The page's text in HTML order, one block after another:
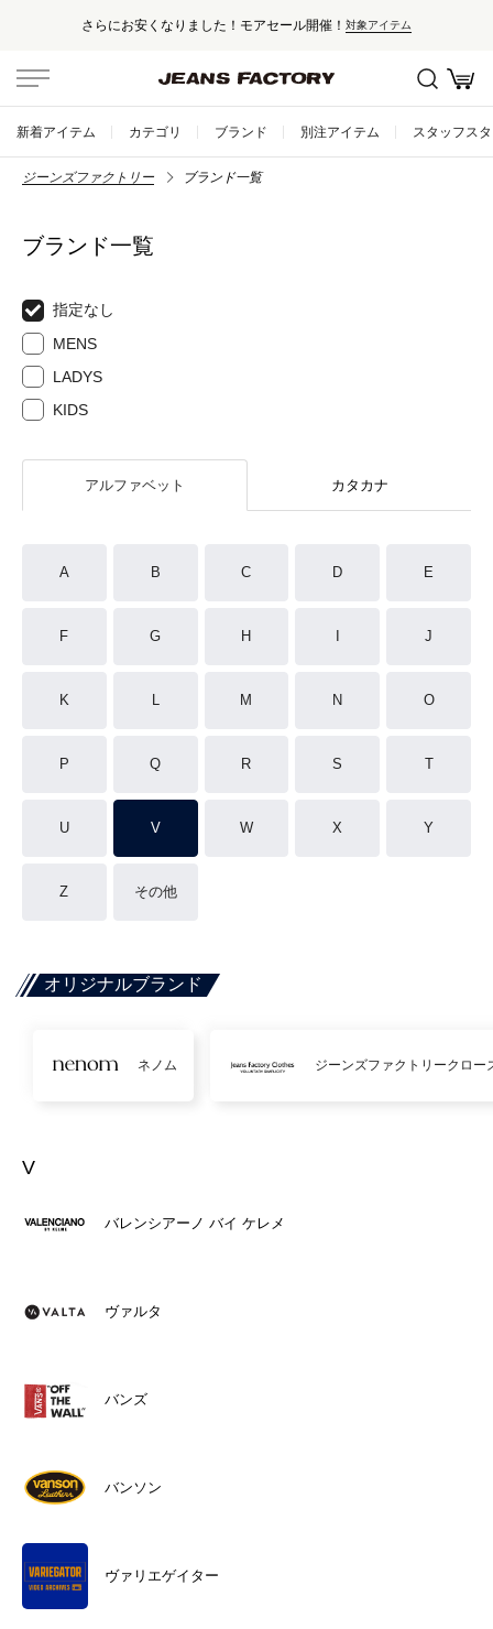
さらにお安くなりました！モアセール開催！ 対象アイテム
新着アイテム カテゴリ ブランド 別注アイテム スタッフス
ジーンズファクトリー ブランド一覧
ブランド一覧
指定なし
MENS
LADYS
KIDS
アルファベット カタカナ
A B C D E
F G H J
K L M N O
P Q R S T
U V W X Y
Z その他
オリジナルブランド
ネノム ジーンズファクトリークロー
V
バレンシアーノ バイ ケレメ
ヴァルタ
バンズ
バンソン
ヴァリエゲイター